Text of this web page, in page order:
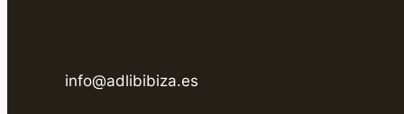
info@adlibibiza.es